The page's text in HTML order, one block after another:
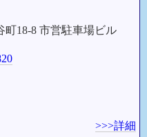
町18-8 市営駐車場ビル
>>>詳細